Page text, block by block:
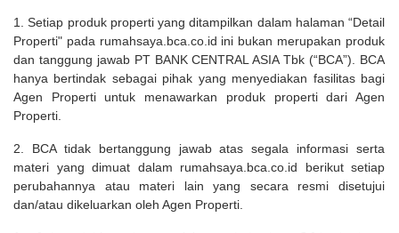
1. Setiap produk properti yang ditampilkan dalam halaman “Detail
Properti" pada rumahsaya.bca.co.id ini bukan merupakan produk
dan tanggung jawab PT BANK CENTRAL ASIA Tbk (“BCA”). BCA
hanya bertindak sebagai pihak yang menyediakan fasilitas bagi
Agen Properti untuk menawarkan produk properti dari Agen
Properti.
2. BCA tidak bertanggung jawab atas segala informasi serta
materi yang dimuat dalam rumahsaya.bca.co.id berikut setiap
perubahannya atau materi lain yang secara resmi disetujui
dan/atau dikeluarkan oleh Agen Properti.